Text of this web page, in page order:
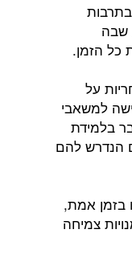
שבה
כל הזמן.
על
למשאבי
בלמידת
הנדרש להם
בזמן אמת,
צמיחה